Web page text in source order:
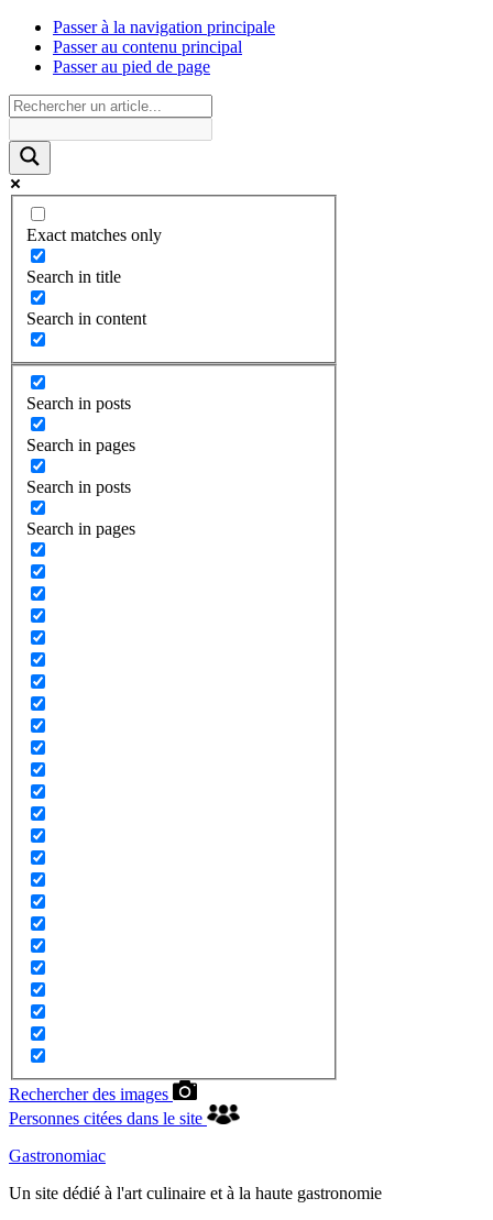
Passer à la navigation principale
Passer au contenu principal
Passer au pied de page
Exact matches only
Search in title
Search in content
Search in posts
Search in pages
Search in posts
Search in pages
Rechercher des images
Personnes citées dans le site
Gastronomiac
Un site dédié à l'art culinaire et à la haute gastronomie